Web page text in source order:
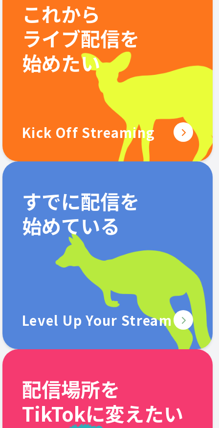
これから
ライブ配信を
始めたい
Kick Off Streaming
すでに配信を
始めている
Level Up Your Stream
配信場所を
TikTokに変えたい